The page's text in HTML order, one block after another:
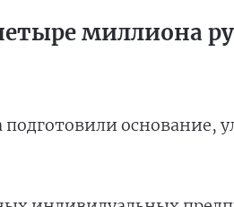
миллиона
основание,